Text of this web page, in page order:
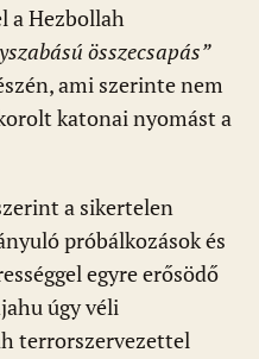
a Hezbollah
összecsapás”
ami szerinte nem
katonai nyomást a
a sikertelen
próbálkozások és
egyre erősödő
úgy véli
terrorszervezettel